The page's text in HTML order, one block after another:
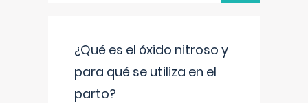
¿Qué es el óxido nitroso y
para qué se utiliza en el
parto?